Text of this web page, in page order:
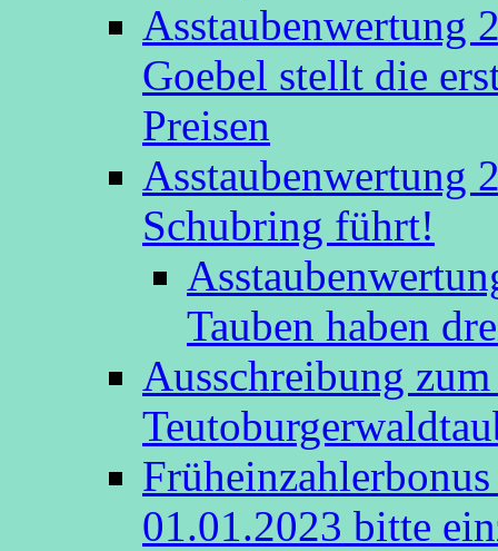
Asstaubenwertung
Goebel stellt die
Preisen
Asstaubenwertung
Schubring führt!
Tauben haben
Ausschreibung
01.01.2023 bitte